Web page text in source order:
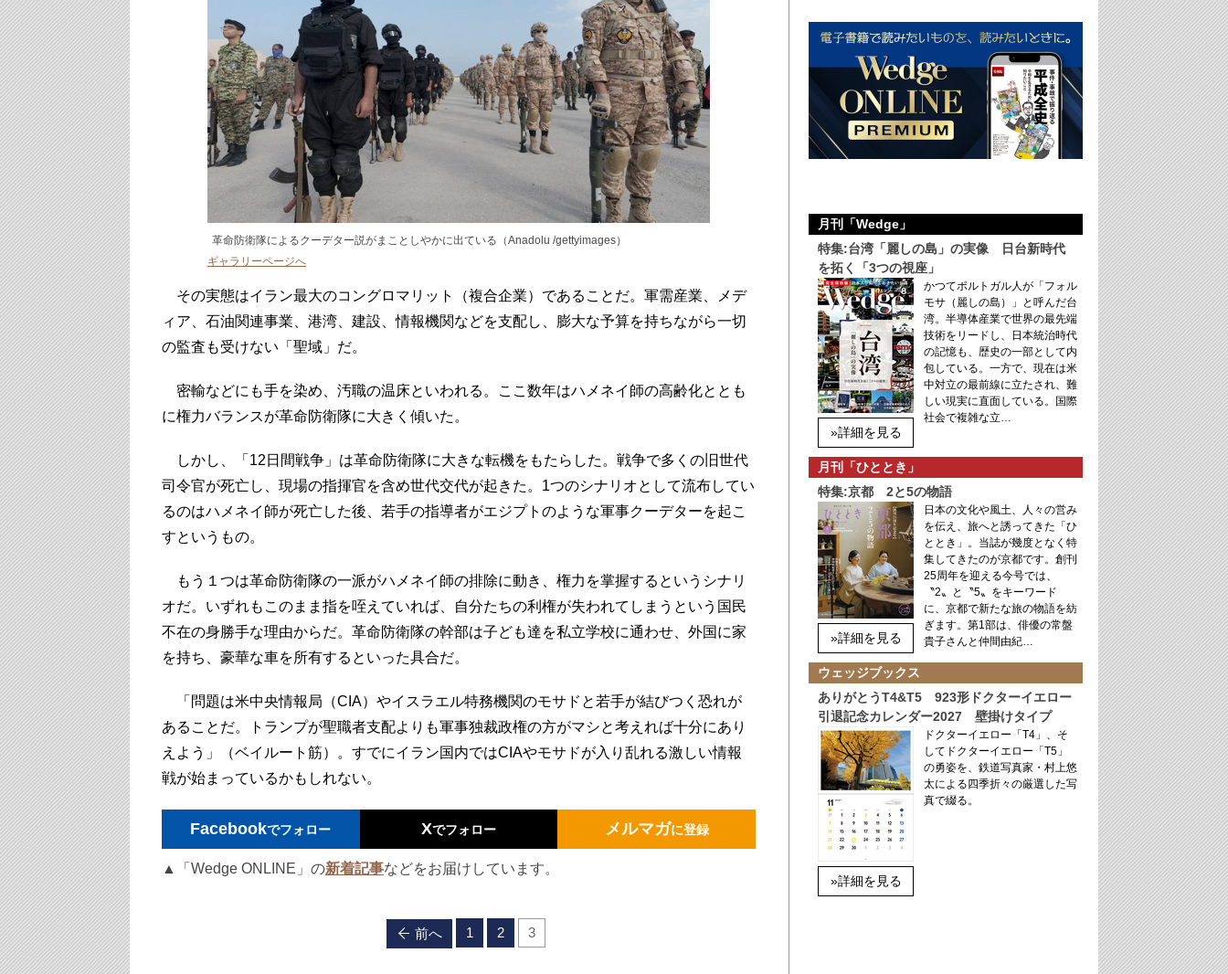
革命防衛隊によるクーデター説がまことしやかに出ている（Anadolu /gettyimages）
ギャラリーページへ
その実態はイラン最大のコングロマリット（複合企業）であることだ。軍需産業、メデ
ィア、石油関連事業、港湾、建設、情報機関などを支配し、膨大な予算を持ちながら一切
の監査も受けない「聖域」だ。
密輸などにも手を染め、汚職の温床といわれる。ここ数年はハメネイ師の高齢化ととも
に権力バランスが革命防衛隊に大きく傾いた。
しかし、「12日間戦争」は革命防衛隊に大きな転機をもたらした。戦争で多くの旧世代
司令官が死亡し、現場の指揮官を含め世代交代が起きた。1つのシナリオとして流布してい
るのはハメネイ師が死亡した後、若手の指導者がエジプトのような軍事クーデターを起こ
すというもの。
もう１つは革命防衛隊の一派がハメネイ師の排除に動き、権力を掌握するというシナリ
オだ。いずれもこのまま指を咥えていれば、自分たちの利権が失われてしまうという国民
不在の身勝手な理由からだ。革命防衛隊の幹部は子ども達を私立学校に通わせ、外国に家
を持ち、豪華な車を所有するといった具合だ。
「問題は米中央情報局（CIA）やイスラエル特務機関のモサドと若手が結びつく恐れが
あることだ。トランプが聖職者支配よりも軍事独裁政権の方がマシと考えれば十分にあり
えよう」（ベイルート筋）。すでにイラン国内ではCIAやモサドが入り乱れる激しい情報
戦が始まっているかもしれない。
Facebookでフォロー Xでフォロー メルマガに登録
▲「Wedge ONLINE」の新着記事などをお届けしています。
前へ 1 2 3
月刊「Wedge」
特集:台湾「麗しの島」の実像 日台新時代
を拓く「3つの視座」
»詳細を見る
かつてポルトガル人が「フォル
モサ（麗しの島）」と呼んだ台
湾。半導体産業で世界の最先端
技術をリードし、日本統治時代
の記憶も、歴史の一部として内
包している。一方で、現在は米
中対立の最前線に立たされ、難
しい現実に直面している。国際
社会で複雑な立…
月刊「ひととき」
特集:京都 2と5の物語
»詳細を見る
日本の文化や風土、人々の営み
を伝え、旅へと誘ってきた「ひ
ととき」。当誌が幾度となく特
集してきたのが京都です。創刊
25周年を迎える今号では、
〝2〟と〝5〟をキーワード
に、京都で新たな旅の物語を紡
ぎます。第1部は、俳優の常盤
貴子さんと仲間由紀…
ウェッジブックス
ありがとうT4&T5 923形ドクターイエロー
引退記念カレンダー2027 壁掛けタイプ
»詳細を見る
ドクターイエロー「T4」、そ
してドクターイエロー「T5」
の勇姿を、鉄道写真家・村上悠
太による四季折々の厳選した写
真で綴る。